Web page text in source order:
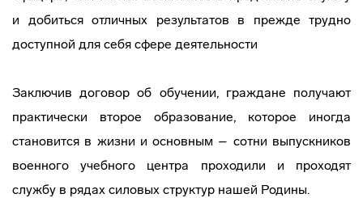
и добиться отличных результатов в прежде трудно
доступной для себя сфере деятельности
Заключив договор об обучении, граждане получают
практически второе образование, которое иногда
становится в жизни и основным – сотни выпускников
военного учебного центра проходили и проходят
службу в рядах силовых структур нашей Родины.